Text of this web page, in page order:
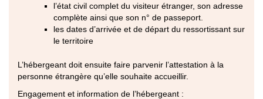
l’état civil complet du visiteur étranger, son adresse
complète ainsi que son n° de passeport.
les dates d’arrivée et de départ du ressortissant sur
le territoire
L’hébergeant doit ensuite faire parvenir l’attestation à la
personne étrangère qu’elle souhaite accueillir.
Engagement et information de l’hébergeant :